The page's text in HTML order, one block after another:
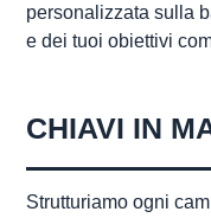
personalizzata sulla
e dei tuoi obiettivi
CHIAVI IN
Strutturiamo ogni